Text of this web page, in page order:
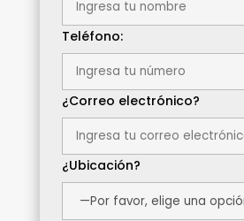
Teléfono:
¿Correo electrónico?
¿Ubicación?